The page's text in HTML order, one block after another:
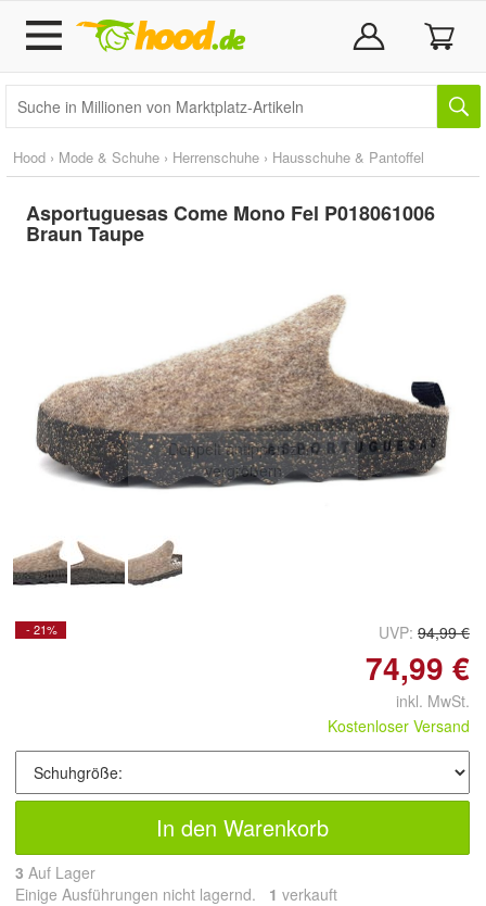
Hood › Mode & Schuhe › Herrenschuhe › Hausschuhe & Pantoffel
Asportuguesas Come Mono Fel P018061006
Braun Taupe
Doppelt antippen zum
vergrößern
- 21% UVP: 94,99 €
74,99 €
inkl. MwSt.
Kostenloser Versand
In den Warenkorb
3 Auf Lager
Einige Ausführungen nicht lagernd. 1 verkauft